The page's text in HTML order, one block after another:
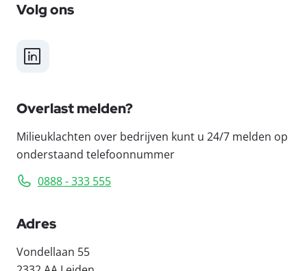
Volg ons
LinkedIn
Overlast melden?
Milieuklachten over bedrijven kunt u 24/7 melden op
onderstaand telefoonnummer
0888 - 333 555
Adres
Vondellaan 55